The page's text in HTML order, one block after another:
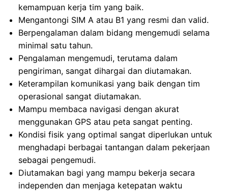
kemampuan kerja tim yang baik.
Mengantongi SIM A atau B1 yang resmi dan valid.
Berpengalaman dalam bidang mengemudi selama
minimal satu tahun.
Pengalaman mengemudi, terutama dalam
pengiriman, sangat dihargai dan diutamakan.
Keterampilan komunikasi yang baik dengan tim
operasional sangat diutamakan.
Mampu membaca navigasi dengan akurat
menggunakan GPS atau peta sangat penting.
Kondisi fisik yang optimal sangat diperlukan untuk
menghadapi berbagai tantangan dalam pekerjaan
sebagai pengemudi.
Diutamakan bagi yang mampu bekerja secara
independen dan menjaga ketepatan waktu